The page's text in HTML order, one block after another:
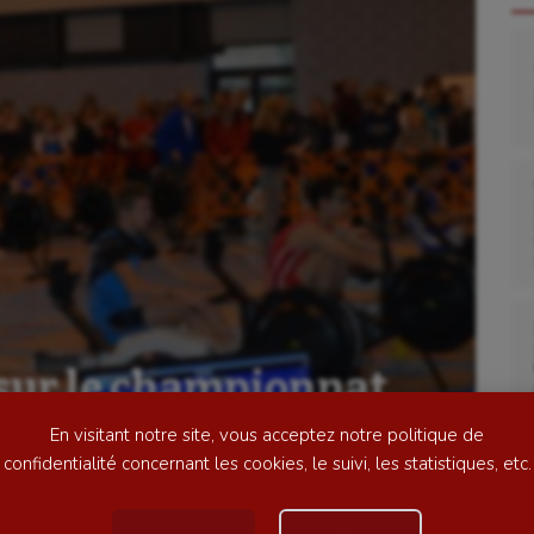
En visitant notre site, vous acceptez notre politique de
confidentialité concernant les cookies, le suivi, les statistiques, etc.
Kayak-polo
Longue paume
Moto
Natation artistique
le championnat